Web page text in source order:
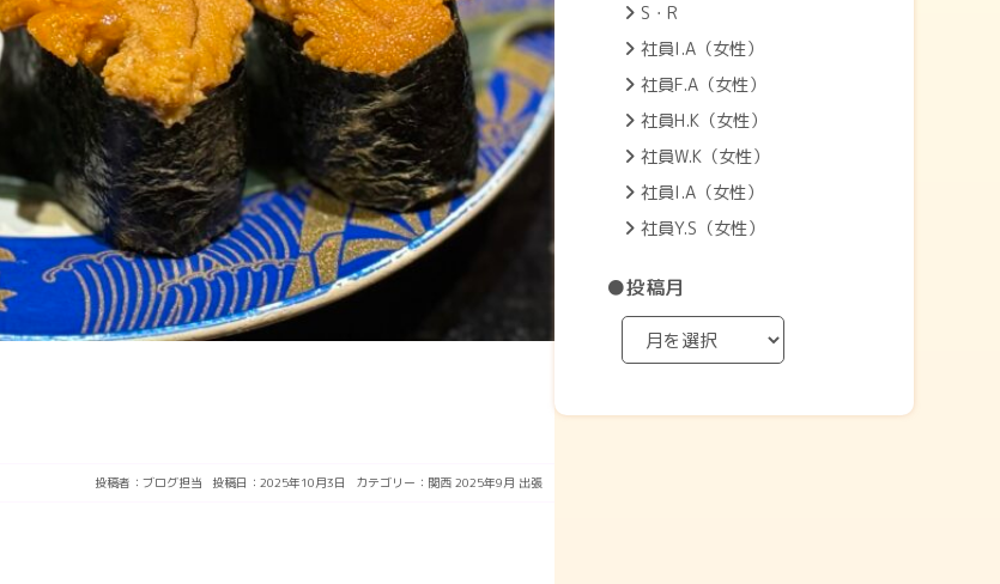
投稿者： ブログ担当 投稿日：2025年10月3日 カテゴリー： 関西 2025年9月 出張
S・R
社員I.A（女性）
社員F.A（女性）
社員H.K（女性）
社員W.K（女性）
社員I.A（女性）
社員Y.S（女性）
●投稿月